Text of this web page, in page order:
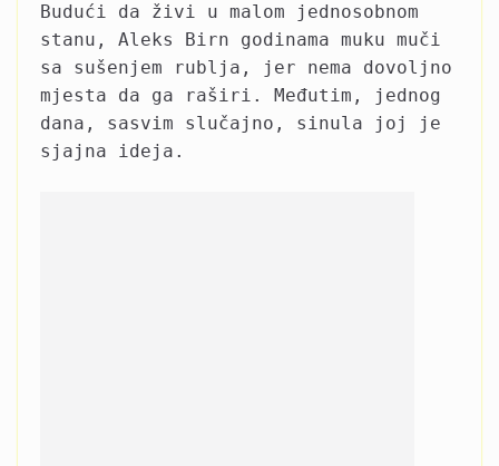
Budući da živi u malom jednosobnom
stanu, Aleks Birn godinama muku muči
sa sušenjem rublja, jer nema dovoljno
mjesta da ga raširi. Međutim, jednog
dana, sasvim slučajno, sinula joj je
sjajna ideja.